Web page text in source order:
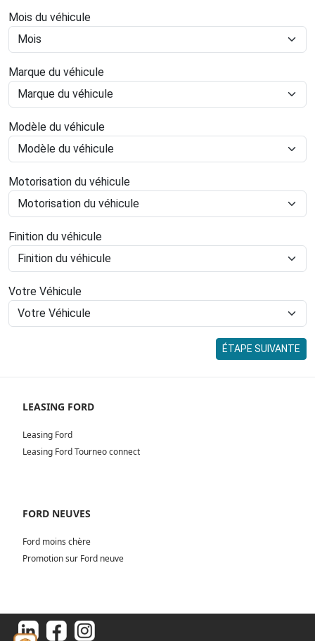
Mois du véhicule
Marque du véhicule
Modèle du véhicule
Motorisation du véhicule
Finition du véhicule
Votre Véhicule
ÉTAPE SUIVANTE
LEASING FORD
Leasing Ford
Leasing Ford Tourneo connect
FORD NEUVES
Ford moins chère
Promotion sur Ford neuve